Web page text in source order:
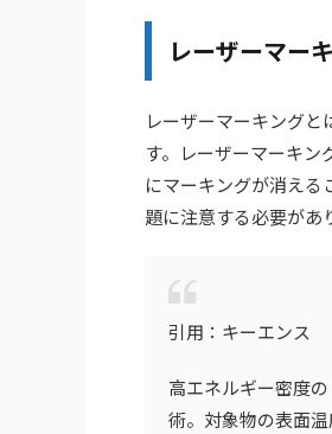
レーザーマー
レーザーマーキング
す。レーザーマーキ
にマーキングが消え
題に注意する必要があ
引用：キーエンス
高エネルギー密度
術。対象物の表面